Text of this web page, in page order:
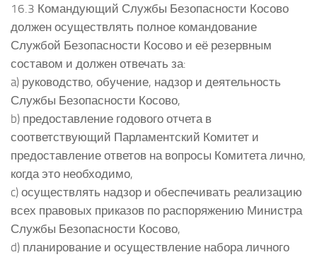
16.3 Командующий Службы Безопасности Косово
должен осуществлять полное командование
Службой Безопасности Косово и её резервным
составом и должен отвечать за:
a) руководство, обучение, надзор и деятельность
Службы Безопасности Косово,
b) предоставление годового отчета в
соответствующий Парламентский Комитет и
предоставление ответов на вопросы Комитета лично,
когда это необходимо,
c) осуществлять надзор и обеспечивать реализацию
всех правовых приказов по распоряжению Министра
Службы Безопасности Косово,
d) планирование и осуществление набора личного